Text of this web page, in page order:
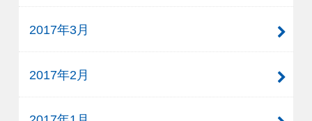
2017年3月
2017年2月